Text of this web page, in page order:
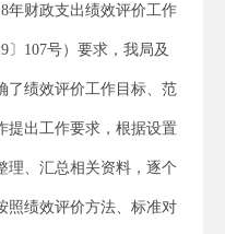
年财政支出绩效评价工作
〕107号）要求，我局及
了绩效评价工作目标、范
提出工作要求，根据设置
理、汇总相关资料，逐个
照绩效评价方法、标准对